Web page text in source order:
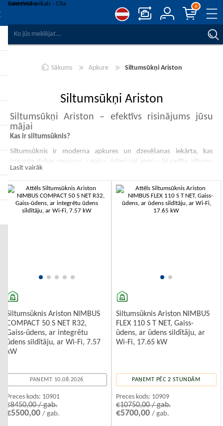
0
Sākums Apkure Siltumsūkņi Ariston
Siltumsūkņi Ariston
Siltumsūkņi Ariston – efektīvs risinājums jūsu
mājai
Kas ir siltumsūknis?
Siltumsūknis ir moderna apkures un dzesēšanas iekārta, kas
izmanto dabas resursus – gaisu, ūdeni vai zemi – lai radītu siltumu
ziemā un nodrošinātu patīkamu vēsumu vasarā. Ariston siltumsūkņi
ir pazīstami ar augstu energoefektivitāti, klusu darbību un
ilgmūžību.
Kāpēc izvēlēties Ariston siltumsūkni?
Apsveriet mājas platību – jo lielāks īpašums, jo jaudīgāks
siltumsūknis būs nepieciešams.
Izvēlieties energoefektivitātes klasi – jo augstāka
Lasīt vairāk
Siltumsūknis Ariston NIMBUS
COMPACT 50 S NET R32,
Gaiss-ūdens, ar integrētu
ūdens sildītāju, ar Wi-Fi, 7.57
kW
PAŅEMT 10.08.2026
Preces kods: 10901
€8450,00 / gab.
€5500,00/ gab.
Siltumsūknis Ariston NIMBUS
FLEX 110 S T NET, Gaiss-
ūdens, ar ūdens sildītāju, ar
Wi-Fi, 17.65 kW
PAŅEMT PĒC 2 STUNDĀM
Preces kods: 10909
€10750,00 / gab.
€5700,00 / gab.